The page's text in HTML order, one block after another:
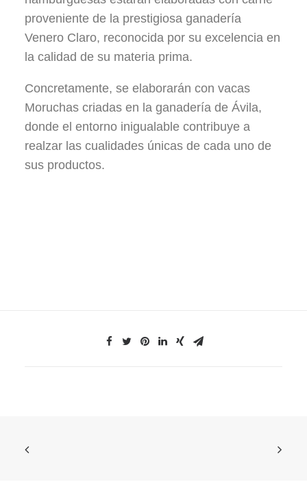
proveniente de la prestigiosa ganadería
Venero Claro, reconocida por su excelencia en
la calidad de su materia prima.
Concretamente, se elaborarán con vacas
Moruchas criadas en la ganadería de Ávila,
donde el entorno inigualable contribuye a
realzar las cualidades únicas de cada uno de
sus productos.